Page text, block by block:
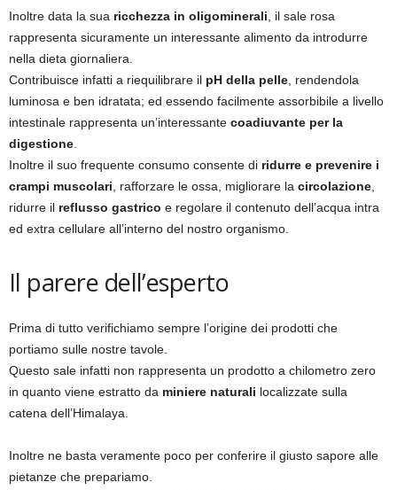
Inoltre data la sua ricchezza in oligominerali , il sale rosa
rappresenta sicuramente un interessante alimento da introdurre
nella dieta giornaliera.
Contribuisce infatti a riequilibrare il pH della pelle , rendendola
luminosa e ben idratata; ed essendo facilmente assorbibile a livello
intestinale rappresenta un’interessante coadiuvante per la
digestione
Inoltre il suo frequente consumo consente di ridurre e prevenire i
crampi muscolari , rafforzare le ossa, migliorare la circolazione
ridurre il reflusso gastrico e regolare il contenuto dell’acqua intra
ed extra cellulare all’interno del nostro organismo.
Il parere dell’esperto
Prima di tutto verifichiamo sempre l’origine dei prodotti che
portiamo sulle nostre tavole.
Questo sale infatti non rappresenta un prodotto a chilometro zero
in quanto viene estratto da miniere naturali localizzate sulla
catena dell’Himalaya.
Inoltre ne basta veramente poco per conferire il giusto sapore alle
pietanze che prepariamo.